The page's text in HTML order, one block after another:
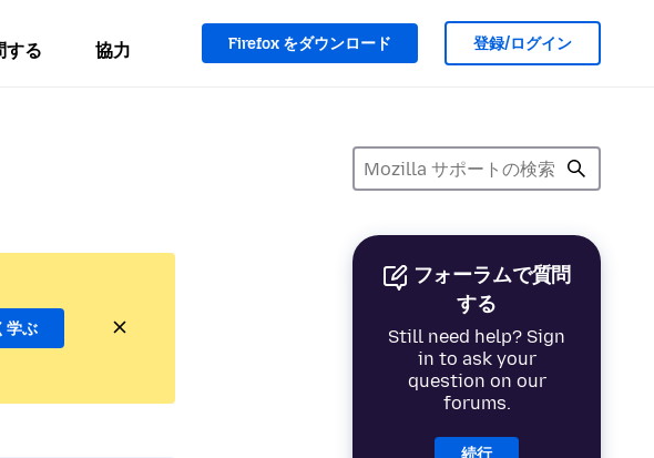
する 協力 Firefox をダウンロード 登録/ログイン
フォーラムで質問
する
Still need help? Sign
in to ask your
question on our
forums.
学ぶ